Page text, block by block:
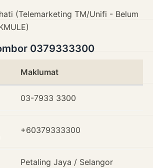
(Telemarketing TM/Unifi - Belum
0379333300
Maklumat
03-7933 3300
+60379333300
Petaling Jaya / Selangor